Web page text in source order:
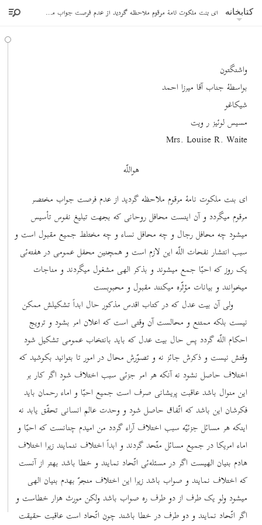
کتابخانه ای بنت ملکوت نامۀ مرقوم ملاحظه گردید از عدم فرصت جواب مختصر مرقوم میگردد
واشنگتون
بواسطۀ جناب آقا میرزا احمد
شیکاغو
مسیس لوئیز ر ویت
Mrs. Louise R. Waite
هواللّه
ای بنت ملکوت نامۀ مرقوم ملاحظه گردید از عدم فرصت جواب مختصر
مرقوم میگردد و آن اینست محافل روحانی که بجهت تبلیغ نفوس تأسیس
میشود چه محافل رجال و چه محافل نساء و چه مختلط جمیع مقبول است و
سبب انتشار نفحات اللّه این لازم است و همچنین محفل عمومی در هفته‌ئی
یک روز که احبّا جمع میشوند و بذکر الهی مشغول میگردند و مناجات
میخوانند و بیانات مؤثّره میکنند مقبول و محبوبست
ولی آن بیت عدل که در کتاب اقدس مذکور حال ابداً تشکیلش ممکن
نیست بلکه ممتنع و محالست آن وقتی است که اعلان امر بشود و ترویج
احکام اللّه گردد پس حال بیت عدل که باید بانتخاب عمومی تشکیل شود
وقتش نیست و ذکرش جائز نه و تصوّرش محال در امور تا بتوانید بکوشید که
اختلاف حاصل نشود نه آنکه هر امر جزئی سبب اختلاف شود اگر کار بر
این منوال باشد عاقبت پریشانی صرف است جمیع احبّا و اماء رحمان باید
فکرشان این باشد که اتّفاق حاصل شود و وحدت عالم انسانی تحقّق یابد نه
اینکه هر مسائل جزئیّه سبب اختلاف آراء گردد من امیدم چنانست که احبّا و
اماء امریکا در جمیع مسائل متّحد گردند و ابداً اختلاف ننمایند زیرا اختلاف
هادم بنیان الهیست اگر در مسئله‌ئی اتّحاد نمایند و خطا باشد بهتر از آنست
که اختلاف نمایند و صواب باشد زیرا این اختلاف منجرّ بهدم بنیان الهی
میشود ولو یک طرف از دو طرف ره صواب باشد ولکن مورث هزار خطاست و
اگر اتّحاد نمایند و دو طرف در خطا باشند چون اتّحاد است عاقبت حقیقت